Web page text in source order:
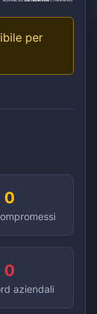
per
0
0
aziendali